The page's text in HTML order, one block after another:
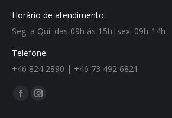
Horário de atendimento:
Seg. a Qui. das 09h às 15h|sex. 09h-14h
Telefone:
+46 824 2890 | +46 73 492 6821
Find us on: